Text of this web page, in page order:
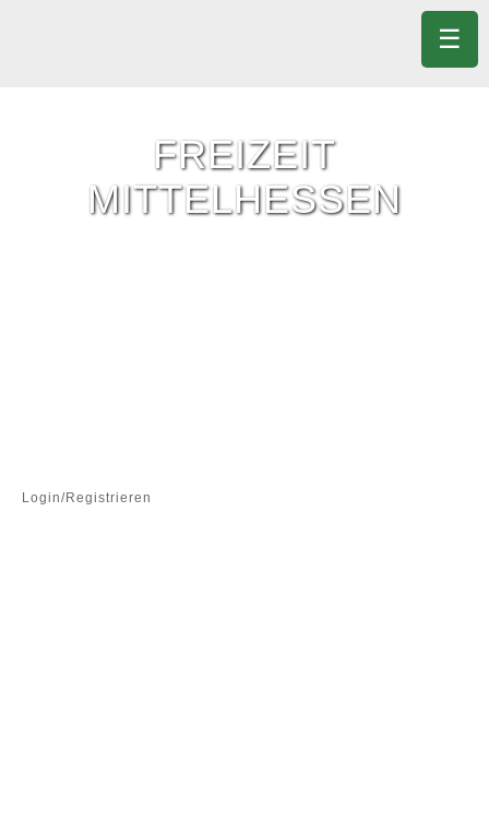
FREIZEIT
MITTELHESSEN
Login/Registrieren
☰